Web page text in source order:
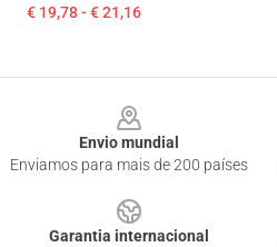
€ 19,78 - € 21,16
Envio mundial
Enviamos para mais de 200 países
Garantia internacional